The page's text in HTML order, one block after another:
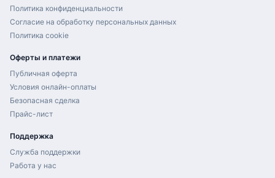
Политика конфиденциальности
Согласие на обработку персональных данных
Политика cookie
Оферты и платежи
Публичная оферта
Условия онлайн-оплаты
Безопасная сделка
Прайс-лист
Поддержка
Служба поддержки
Работа у нас